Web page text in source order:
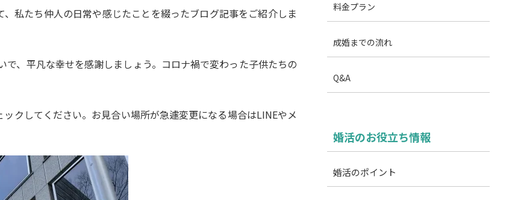
私たち仲人の日常や感じたことを綴ったブログ記事をご紹介しま
、平凡な幸せを感謝しましょう。コロナ禍で変わった子供たちの
クしてください。お見合い場所が急遽変更になる場合はLINEやメ
料金プラン
成婚までの流れ
Q&A
婚活のお役立ち情報
婚活のポイント